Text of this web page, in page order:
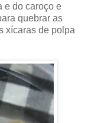
e do caroço e
quebrar as
xícaras de polpa